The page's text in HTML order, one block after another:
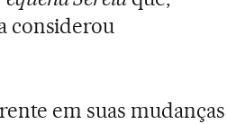
considerou
em suas mudanças